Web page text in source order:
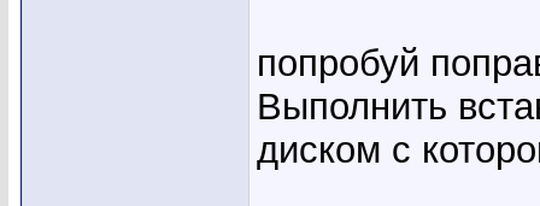
попробуй
Выполнить
диском с